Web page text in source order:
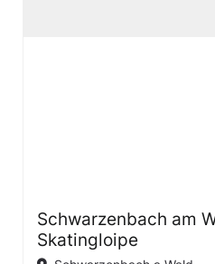
Schwarzenbach am
Skatingloipe